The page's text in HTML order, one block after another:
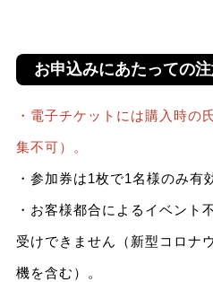
お申込みにあたっての
・電子チケットには購入時
集不可）。
・参加券は1枚で1名様のみ有
・お客様都合によるイベント
受けできません（新型コロナ
機を含む）。